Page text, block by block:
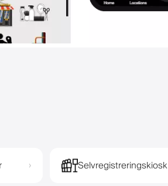
› Selvregistreringskiosk